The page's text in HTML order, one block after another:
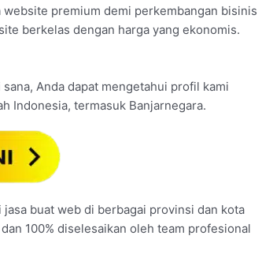
premium demi perkembangan bisinis
berkelas dengan harga yang ekonomis.
Anda dapat mengetahui profil kami
Indonesia, termasuk Banjarnegara.
buat web di berbagai provinsi dan kota
100% diselesaikan oleh team profesional